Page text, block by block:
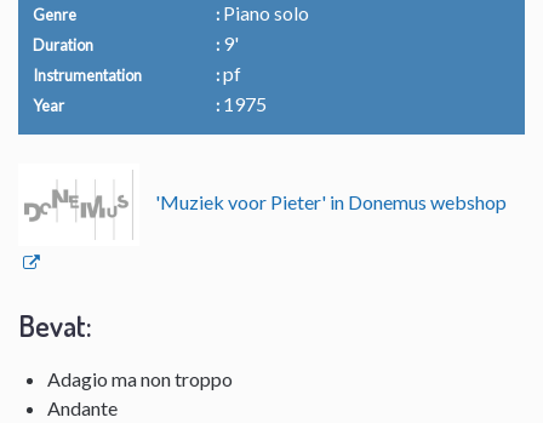
Genre Piano solo
Duration 9'
Instrumentation pf
Year 1975
'Muziek voor Pieter' in Donemus webshop
Bevat:
Adagio ma non troppo
Andante